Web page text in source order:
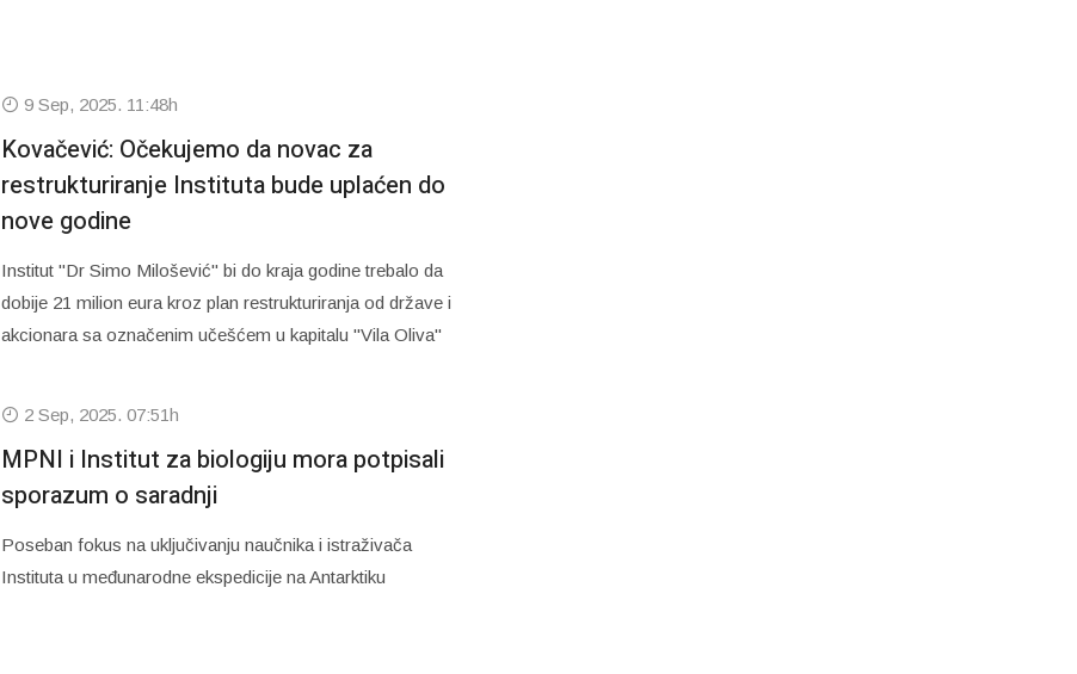
9 Sep, 2025. 11:48h
Kovačević: Očekujemo da novac za
restrukturiranje Instituta bude uplaćen do
nove godine
Institut "Dr Simo Milošević" bi do kraja godine trebalo da
dobije 21 milion eura kroz plan restrukturiranja od države i
akcionara sa označenim učešćem u kapitalu "Vila Oliva"
2 Sep, 2025. 07:51h
MPNI i Institut za biologiju mora potpisali
sporazum o saradnji
Poseban fokus na uključivanju naučnika i istraživača
Instituta u međunarodne ekspedicije na Antarktiku